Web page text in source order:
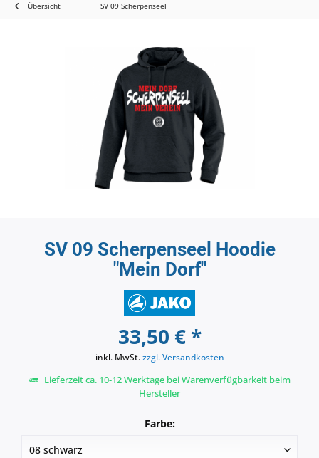
Übersicht SV 09 Scherpenseel
SV 09 Scherpenseel Hoodie
"Mein Dorf"
33,50 € *
inkl. MwSt.zzgl. Versandkosten
Lieferzeit ca. 10-12 Werktage bei Warenverfügbarkeit beim
Hersteller
Farbe: